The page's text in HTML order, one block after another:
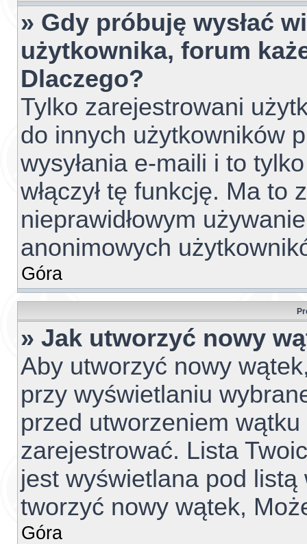
» Gdy próbuję wysłać
użytkownika, forum
Dlaczego?
Tylko zarejestrowani
do innych użytkowników
wysyłania e-maili i to
włączył tę funkcję. Ma to
nieprawidłowym
anonimowych
Góra
» Jak utworzyć nowy
Aby utworzyć nowy
przy wyświetlaniu
przed utworzeniem wątku
zarejestrować. Lista
jest wyświetlana pod listą
tworzyć nowy wątek,
Góra